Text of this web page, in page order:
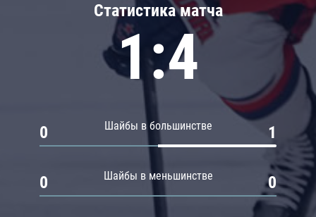
Статистика матча
1:4
Шайбы в большинстве
0 1
Шайбы в меньшинстве
0 0